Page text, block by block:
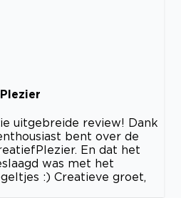
uitgebreide review! Dank
bent over de
En dat het
was met het
:) Creatieve groet,